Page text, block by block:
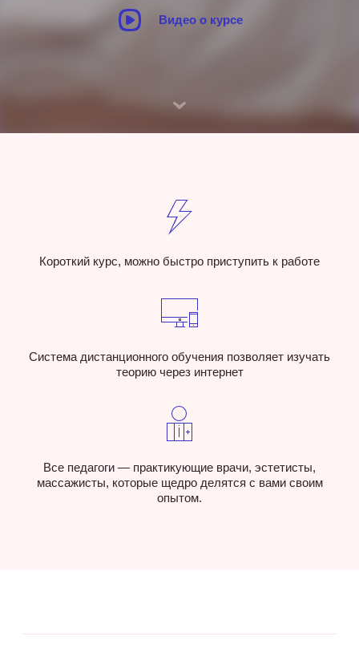
Видео о курсе
Короткий курс, можно быстро приступить к работе
Система дистанционного обучения позволяет изучать
теорию через интернет
Все педагоги — практикующие врачи, эстетисты,
массажисты, которые щедро делятся с вами своим
опытом.